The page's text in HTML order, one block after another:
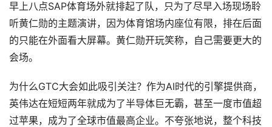
早上八点SAP体育场外就排起了队，只为了尽早入场现场聆
听黄仁勋的主题演讲，因为体育馆场内座位有限，排在后面
的只能在外面看大屏幕。黄仁勋开玩笑称，自己需要更大的
会场。
为什么GTC大会如此吸引关注？作为AI时代的引擎提供商，
英伟达在短短两年就成为了半导体巨无霸，甚至一度市值超
过苹果，成为了全球市值最高企业。不夸张地说，整个科技